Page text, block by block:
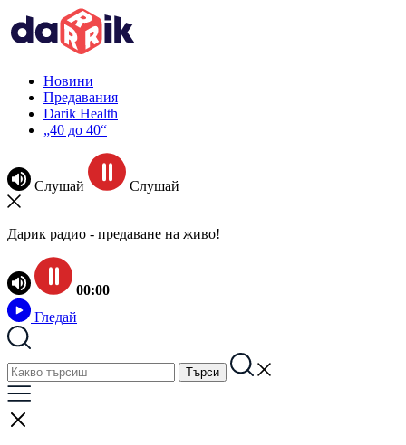
Новини
Предавания
Darik Health
„40 до 40“
Слушай Слушай
Дарик радио - предаване на живо!
00:00
Гледай